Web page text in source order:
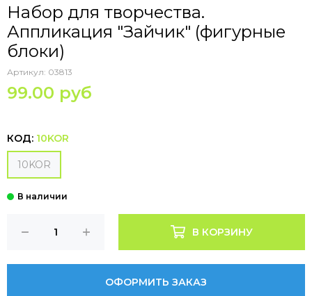
Набор для творчества.
Аппликация "Зайчик" (фигурные
блоки)
Артикул: 03813
99.00 руб
КОД: 10KOR
10KOR
В КОРЗИНУ
ОФОРМИТЬ ЗАКАЗ